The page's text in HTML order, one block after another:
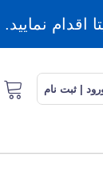
اقدام نمایید.
| ثبت نام